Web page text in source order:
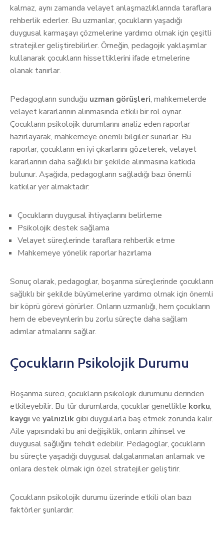
kalmaz, aynı zamanda velayet anlaşmazlıklarında taraflara
rehberlik ederler. Bu uzmanlar, çocukların yaşadığı
duygusal karmaşayı çözmelerine yardımcı olmak için çeşitli
stratejiler geliştirebilirler. Örneğin, pedagojik yaklaşımlar
kullanarak çocukların hissettiklerini ifade etmelerine
olanak tanırlar.
Pedagogların sunduğu uzman görüşleri, mahkemelerde
velayet kararlarının alınmasında etkili bir rol oynar.
Çocukların psikolojik durumlarını analiz eden raporlar
hazırlayarak, mahkemeye önemli bilgiler sunarlar. Bu
raporlar, çocukların en iyi çıkarlarını gözeterek, velayet
kararlarının daha sağlıklı bir şekilde alınmasına katkıda
bulunur. Aşağıda, pedagogların sağladığı bazı önemli
katkılar yer almaktadır:
Çocukların duygusal ihtiyaçlarını belirleme
Psikolojik destek sağlama
Velayet süreçlerinde taraflara rehberlik etme
Mahkemeye yönelik raporlar hazırlama
Sonuç olarak, pedagoglar, boşanma süreçlerinde çocukların
sağlıklı bir şekilde büyümelerine yardımcı olmak için önemli
bir köprü görevi görürler. Onların uzmanlığı, hem çocukların
hem de ebeveynlerin bu zorlu süreçte daha sağlam
adımlar atmalarını sağlar.
Çocukların Psikolojik Durumu
Boşanma süreci, çocukların psikolojik durumunu derinden
etkileyebilir. Bu tür durumlarda, çocuklar genellikle korku,
kaygı ve yalnızlıkgibi duygularla baş etmek zorunda kalır.
Aile yapısındaki bu ani değişiklik, onların zihinsel ve
duygusal sağlığını tehdit edebilir. Pedagoglar, çocukların
bu süreçte yaşadığı duygusal dalgalanmaları anlamak ve
onlara destek olmak için özel stratejiler geliştirir.
Çocukların psikolojik durumu üzerinde etkili olan bazı
faktörler şunlardır: